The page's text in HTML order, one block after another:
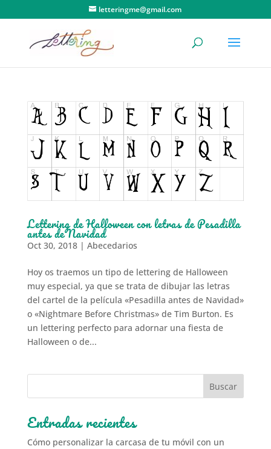
letteringme@gmail.com
Lettering de Halloween con letras de Pesadilla
antes de Navidad
Oct 30, 2018| Abecedarios
Hoy os traemos un tipo de lettering de Halloween
muy especial, ya que se trata de dibujar las letras
del cartel de la película «Pesadilla antes de Navidad»
o «Nightmare Before Christmas» de Tim Burton. Es
un lettering perfecto para adornar una fiesta de
Halloween o de...
Entradas recientes
Cómo personalizar la carcasa de tu móvil con un